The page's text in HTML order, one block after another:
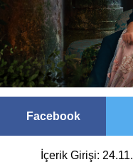
Facebook
İçerik Girişi: